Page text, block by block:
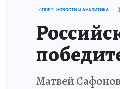
СПОРТ: НОВОСТИ И АНАЛИТИКА
Матвей